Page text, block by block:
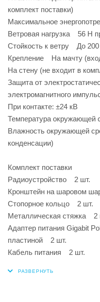
комплект поставки)
Максимальное
Ветровая нагрузка 56 Н
Стойкость к ветру До 200
Крепление На мачту
На стену (не входит в
Защита от
электромагнитного
При контакте: ±24 кВ
Температура
Влажность окружающей
конденсации)
Комплект поставки
Радиоустройство 2 шт.
Кронштейн на шаровом
Стопорное кольцо 2 шт.
Металлическая стяжка 2
Адаптер питания Gigabit
пластиной 2 шт.
Кабель питания 2 шт.